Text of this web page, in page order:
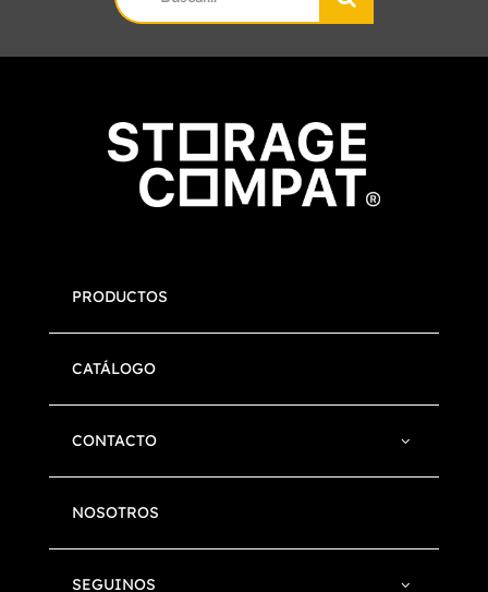
for:
PRODUCTOS
CATÁLOGO
CONTACTO
NOSOTROS
SEGUINOS